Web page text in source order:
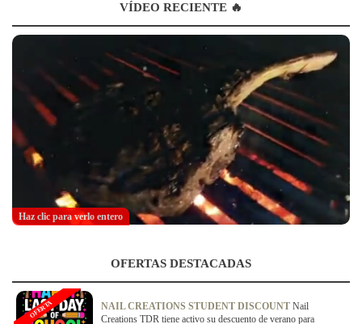
VÍDEO RECIENTE 🔥
Haz clic para verlo entero
OFERTAS DESTACADAS
NAIL CREATIONS STUDENT DISCOUNT Nail
Creations TDR tiene activo su descuento de verano para
OFERTA